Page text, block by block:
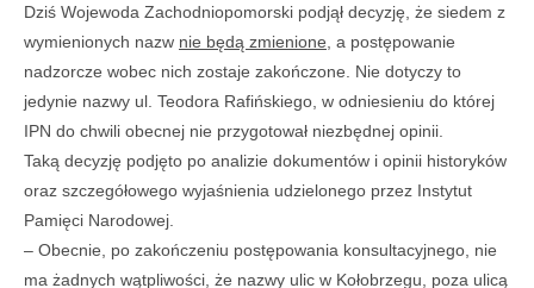
Dziś Wojewoda Zachodniopomorski podjął decyzję, że siedem z
wymienionych nazw nie będą zmienione , a postępowanie
nadzorcze wobec nich zostaje zakończone. Nie dotyczy to
jedynie nazwy ul. Teodora Rafińskiego, w odniesieniu do której
IPN do chwili obecnej nie przygotował niezbędnej opinii.
Taką decyzję podjęto po analizie dokumentów i opinii historyków
oraz szczegółowego wyjaśnienia udzielonego przez Instytut
Pamięci Narodowej.
– Obecnie, po zakończeniu postępowania konsultacyjnego, nie
ma żadnych wątpliwości, że nazwy ulic w Kołobrzegu, poza ulicą